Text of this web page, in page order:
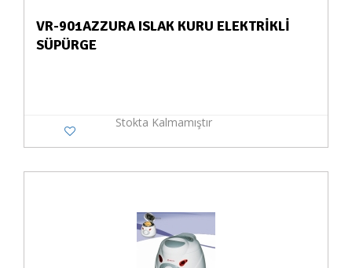
VR-901AZZURA ISLAK KURU ELEKTRİKLİ
SÜPÜRGE
Stokta Kalmamıştır